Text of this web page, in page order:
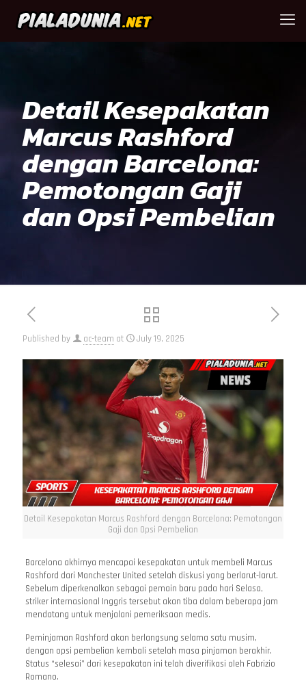
Detail Kesepakatan
Marcus Rashford
dengan Barcelona:
Pemotongan Gaji
dan Opsi Pembelian
Published by ac-team at July 19, 2025
Detail Kesepakatan Marcus Rashford dengan Barcelona: Pemotongan
Gaji dan Opsi Pembelian
Barcelona akhirnya mencapai kesepakatan untuk membeli Marcus
Rashford dari Manchester United setelah diskusi yang berlarut-larut.
Sebelum diperkenalkan sebagai pemain baru pada hari Selasa,
striker internasional Inggris tersebut akan tiba dalam beberapa jam
mendatang untuk menjalani pemeriksaan medis.
Peminjaman Rashford akan berlangsung selama satu musim,
dengan opsi pembelian kembali setelah masa pinjaman berakhir.
Status “selesai” dari kesepakatan ini telah diverifikasi oleh Fabrizio
Romano.